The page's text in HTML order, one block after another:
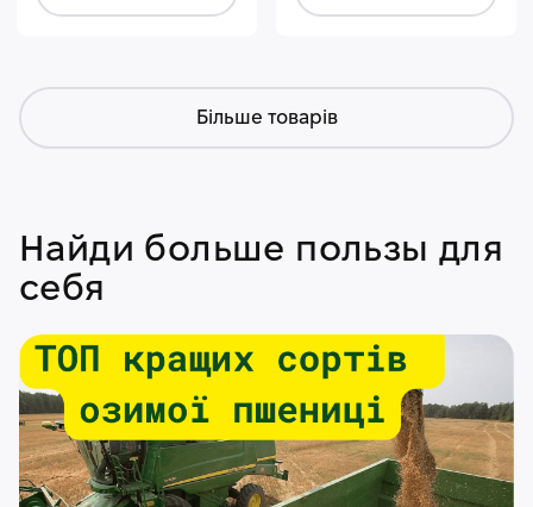
Більше товарів
Найди больше пользы для
себя